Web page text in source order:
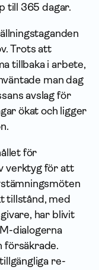
till 365 dagar.
Trots att
tillbaka i arbete,
man dag
avslag för
ökat och ligger
för
verktyg för att
tillstånd, med
har blivit
dialogerna
försäkrade.
re­